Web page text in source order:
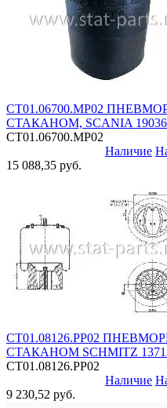
СТ01.06700.MP02
СТАКАНОМ, SCANIA
СТ01.06700.MP02
Наличие
15 088,35 руб.
СТ01.08126.PP02
СТАКАНОМ SCHMITZ
СТ01.08126.PP02
Наличие
9 230,52 руб.